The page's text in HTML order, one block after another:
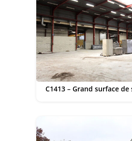
C1413 – Grand surface de